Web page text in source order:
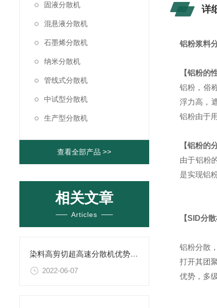
固液分散机
混悬液分散机
石墨烯分散机
纳米分散机
管线式分散机
中试型分散机
生产型分散机
查看全部产品 >>
相关文章
Articles
染料高剪切超高速分散机优势体现在哪些方面？
2022-06-07
详
铝粉浆料
【铝粉的
铝粉，俗
浮力高，
铝粉由于
【铝粉的
由于铝粉
是实现铝
【SID分
铝粉分散
打开其团
优势，多